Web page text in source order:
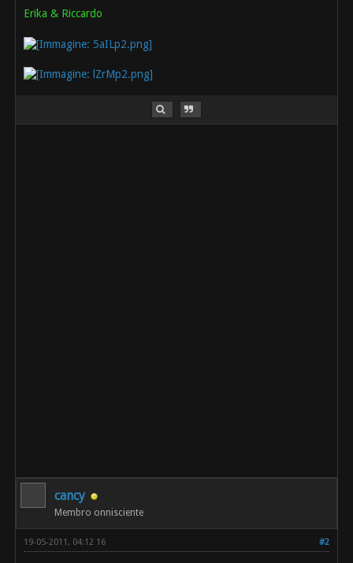
Erika & Riccardo
cancy
Membro onnisciente
#2
19-05-2011, 04:12 16